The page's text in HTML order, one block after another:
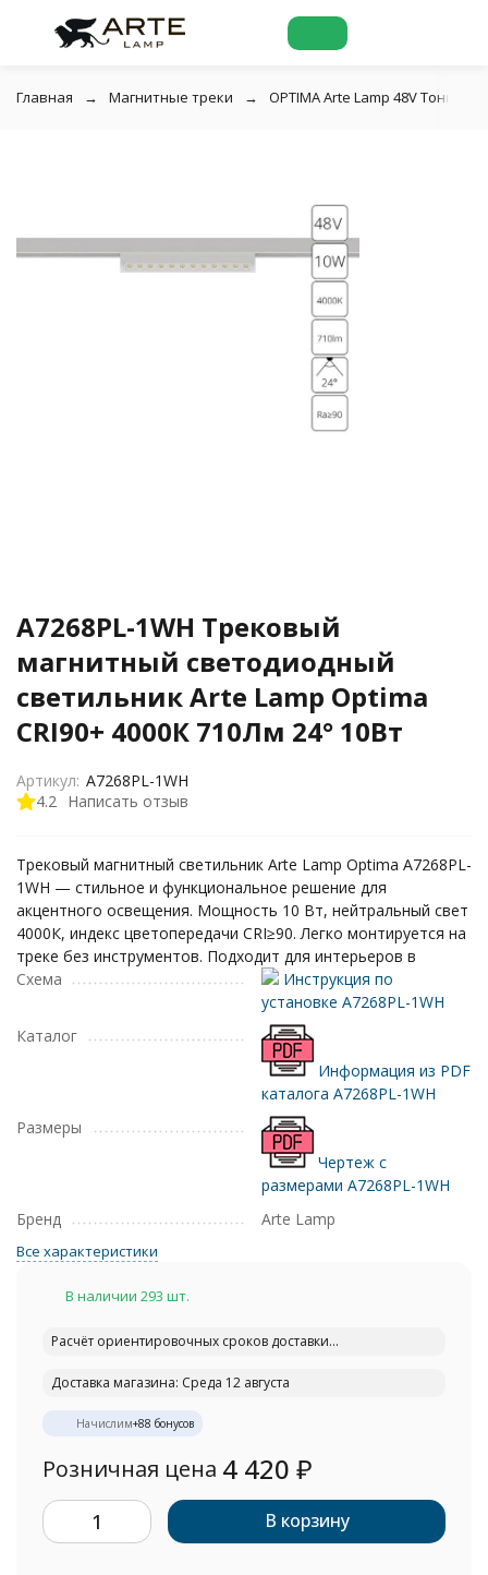
Главная Магнитные треки OPTIMA Arte Lamp 48V Тонкая
A7268PL-1WH Трековый
магнитный светодиодный
светильник Arte Lamp Optima
CRI90+ 4000К 710Лм 24° 10Вт
4.2 Написать отзыв
Артикул: A7268PL-1WH
Трековый магнитный светильник Arte Lamp Optima A7268PL-
1WH — стильное и функциональное решение для
акцентного освещения. Мощность 10 Вт, нейтральный свет
4000К, индекс цветопередачи CRI≥90. Легко монтируется на
треке без инструментов. Подходит для интерьеров в
Схема
Инструкция по
установке A7268PL-1WH
Каталог
Информация из PDF
каталога A7268PL-1WH
Размеры
Чертеж с
размерами A7268PL-1WH
Бренд
Arte Lamp
Все характеристики
В наличии 293 шт.
Расчёт ориентировочных сроков доставки...
Доставка магазина: Среда 12 августа
Начислим+88 бонусов
Розничная цена 4 420 ₽
В корзину